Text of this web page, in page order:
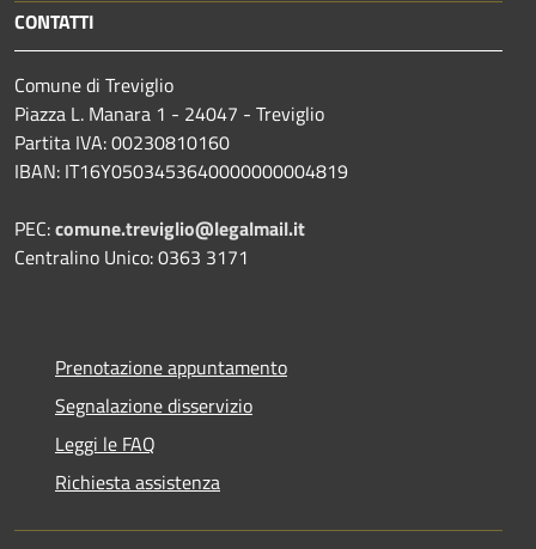
CONTATTI
Comune di Treviglio
Piazza L. Manara 1 - 24047 - Treviglio
Partita IVA: 00230810160
IBAN: IT16Y0503453640000000004819
PEC:comune.treviglio@legalmail.it
Centralino Unico: 0363 3171
Prenotazione appuntamento
Segnalazione disservizio
Leggi le FAQ
Richiesta assistenza